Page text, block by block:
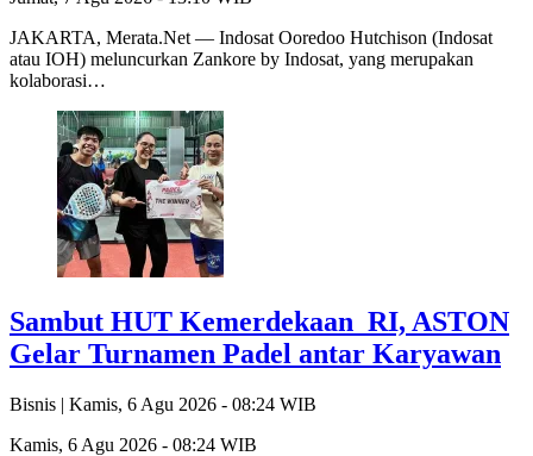
JAKARTA, Merata.Net — Indosat Ooredoo Hutchison (Indosat
atau IOH) meluncurkan Zankore by Indosat, yang merupakan
kolaborasi…
Sambut HUT Kemerdekaan RI, ASTON
Gelar Turnamen Padel antar Karyawan
Bisnis | Kamis, 6 Agu 2026 - 08:24 WIB
Kamis, 6 Agu 2026 - 08:24 WIB